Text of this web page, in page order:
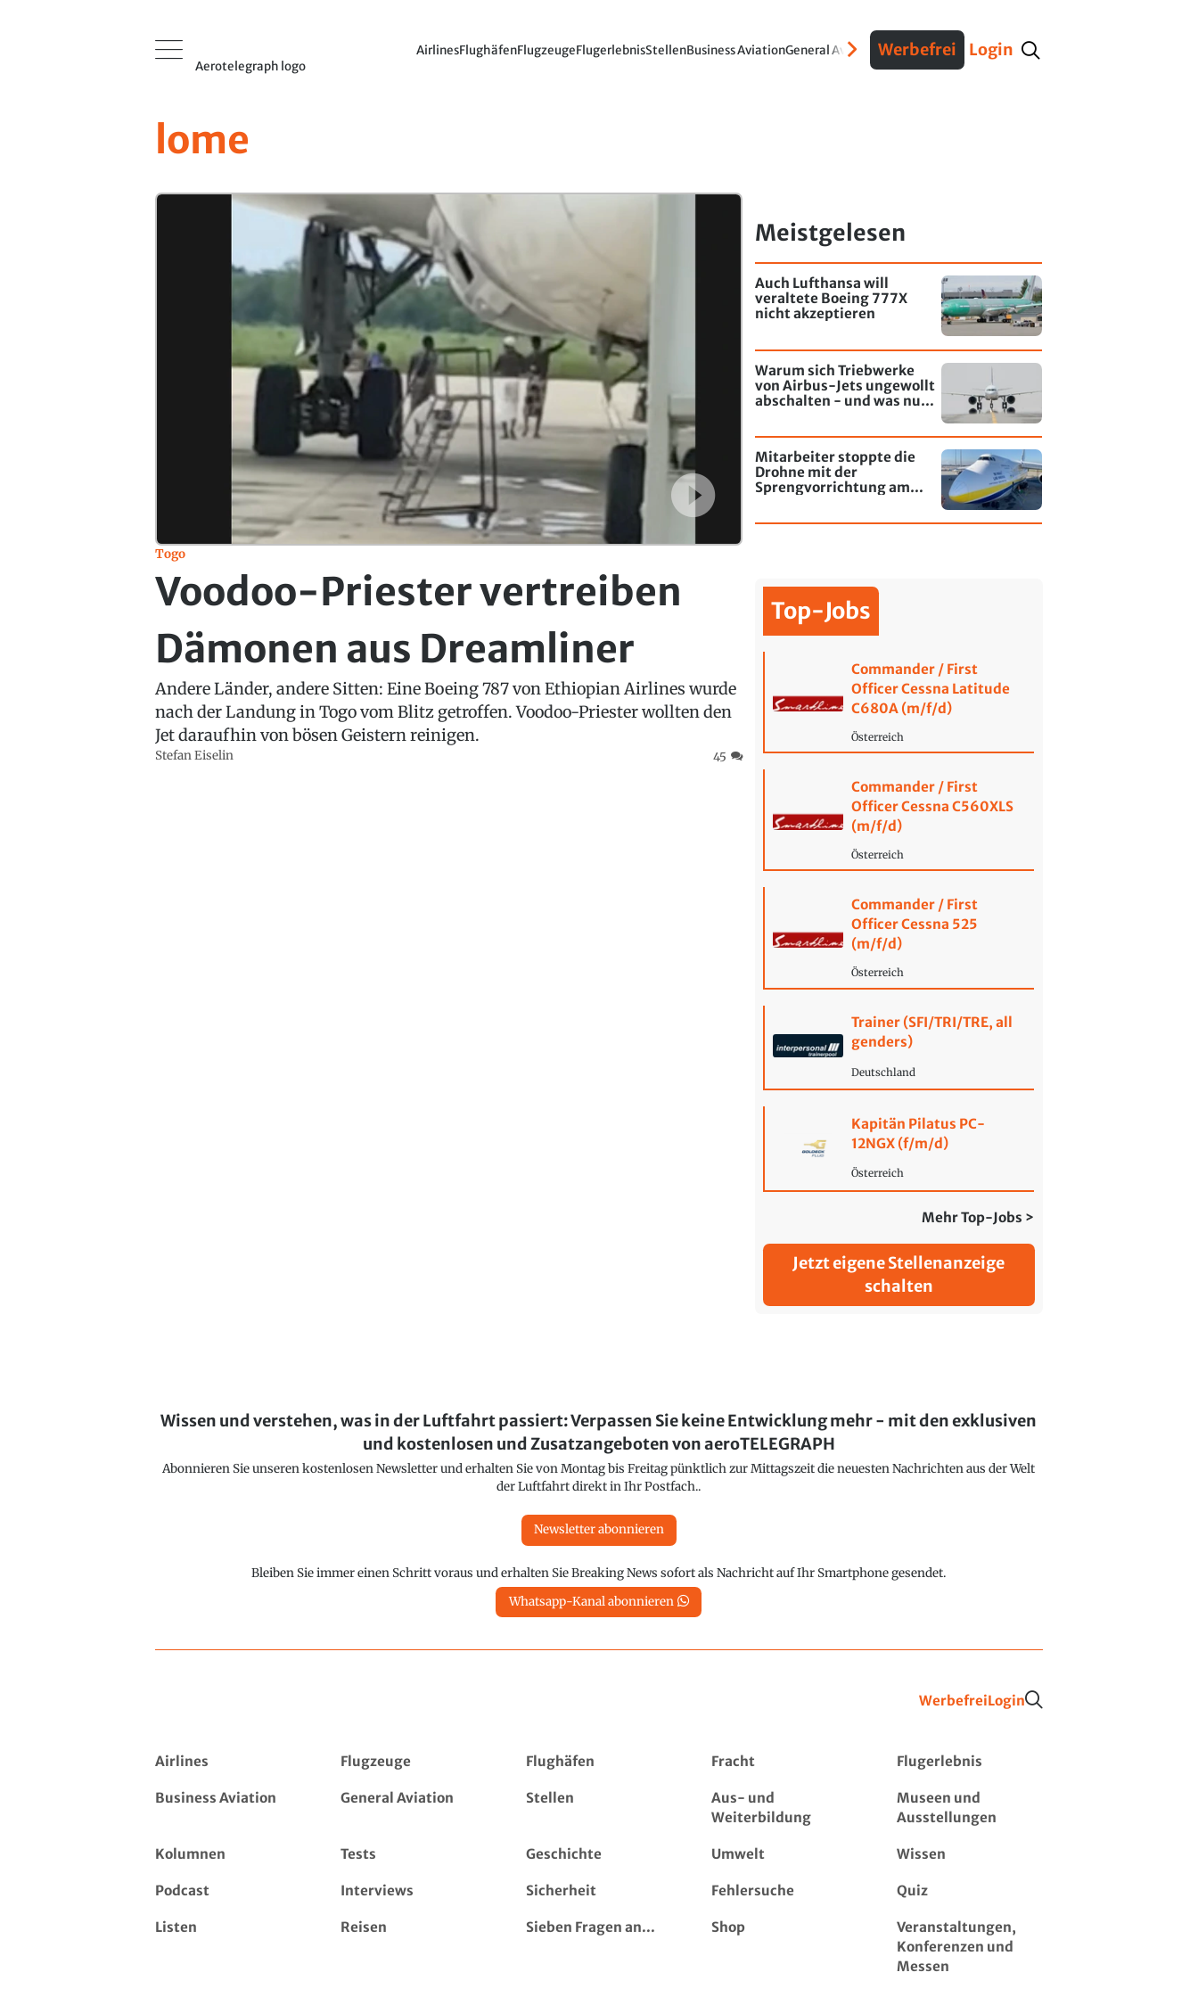
Aerotelegraph logo
AirlinesFlughäfenFlugzeugeFlugerlebnisStellenBusiness AviationGeneral AviationVerteidigungInterviews Fracht
Werbefrei Login
lome
Togo
Voodoo-Priester vertreiben
Dämonen aus Dreamliner
Andere Länder, andere Sitten: Eine Boeing 787 von Ethiopian Airlines wurde
nach der Landung in Togo vom Blitz getroffen. Voodoo-Priester wollten den
Jet daraufhin von bösen Geistern reinigen.
Stefan Eiselin 45
Meistgelesen
Auch Lufthansa will
veraltete Boeing 777X
nicht akzeptieren
Warum sich Triebwerke
von Airbus-Jets ungewollt
abschalten - und was nun
Mitarbeiter stoppte die
Drohne mit der
Sprengvorrichtung am
Top-Jobs
Commander / First
Officer Cessna Latitude
C680A (m/f/d)
Österreich
Commander / First
Officer Cessna C560XLS
(m/f/d)
Österreich
Commander / First
Officer Cessna 525
(m/f/d)
Österreich
Trainer (SFI/TRI/TRE, all
genders)
Deutschland
Kapitän Pilatus PC-
12NGX (f/m/d)
Österreich
Mehr Top-Jobs >
Jetzt eigene Stellenanzeige
schalten
Wissen und verstehen, was in der Luftfahrt passiert: Verpassen Sie keine Entwicklung mehr - mit den exklusiven
und kostenlosen und Zusatzangeboten von aeroTELEGRAPH
Abonnieren Sie unseren kostenlosen Newsletter und erhalten Sie von Montag bis Freitag pünktlich zur Mittagszeit die neuesten Nachrichten aus der Welt
der Luftfahrt direkt in Ihr Postfach..
Newsletter abonnieren
Bleiben Sie immer einen Schritt voraus und erhalten Sie Breaking News sofort als Nachricht auf Ihr Smartphone gesendet.
Whatsapp-Kanal abonnieren
WerbefreiLogin
Airlines Flugzeuge Flughäfen Fracht Flugerlebnis
Business Aviation General Aviation Stellen
Aus- und
Weiterbildung
Museen und
Ausstellungen
Kolumnen Tests Geschichte Umwelt Wissen
Podcast Interviews Sicherheit Fehlersuche Quiz
Listen Reisen Sieben Fragen an... Shop
Veranstaltungen,
Konferenzen und
Messen